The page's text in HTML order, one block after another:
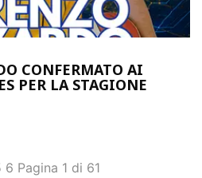
CONFERMATO AI
PER LA STAGIONE
6 Pagina 1 di 61